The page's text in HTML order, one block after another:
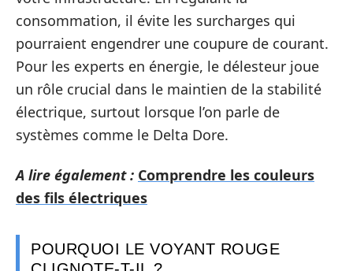
consommation, il évite les surcharges qui
pourraient engendrer une coupure de courant.
Pour les experts en énergie, le délesteur joue
un rôle crucial dans le maintien de la stabilité
électrique, surtout lorsque l’on parle de
systèmes comme le Delta Dore.
A lire également : Comprendre les couleurs
des fils électriques
POURQUOI LE VOYANT ROUGE